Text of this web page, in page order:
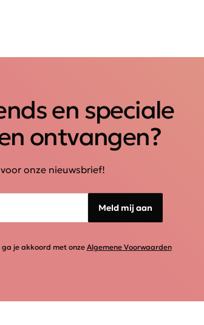
en speciale
ontvangen?
onze nieuwsbrief!
Meld mij aan
je akkoord met onzeAlgemene Voorwaarden